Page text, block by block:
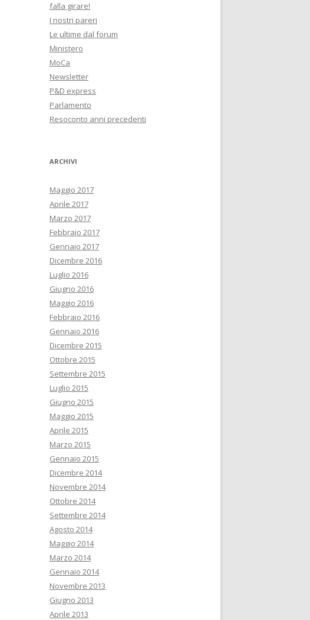
falla girare!
I nostri pareri
Le ultime dal forum
Ministero
MoCa
Newsletter
P&D express
Parlamento
Resoconto anni precedenti
ARCHIVI
Maggio 2017
Aprile 2017
Marzo 2017
Febbraio 2017
Gennaio 2017
Dicembre 2016
Luglio 2016
Giugno 2016
Maggio 2016
Febbraio 2016
Gennaio 2016
Dicembre 2015
Ottobre 2015
Settembre 2015
Luglio 2015
Giugno 2015
Maggio 2015
Aprile 2015
Marzo 2015
Gennaio 2015
Dicembre 2014
Novembre 2014
Ottobre 2014
Settembre 2014
Agosto 2014
Maggio 2014
Marzo 2014
Gennaio 2014
Novembre 2013
Giugno 2013
Aprile 2013